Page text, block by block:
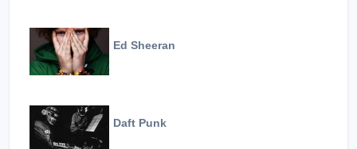
Ed Sheeran
Daft Punk